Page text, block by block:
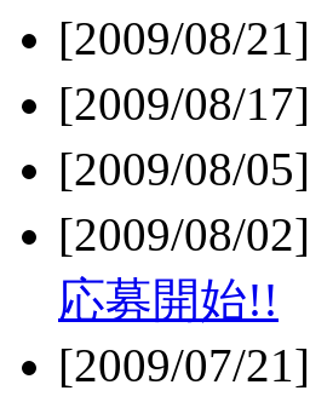
[2009/08/21]
[2009/08/17]
[2009/08/05]
[2009/08/02]
応募開始!!
[2009/07/21]